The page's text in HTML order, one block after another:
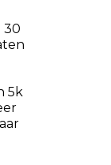
30
5k